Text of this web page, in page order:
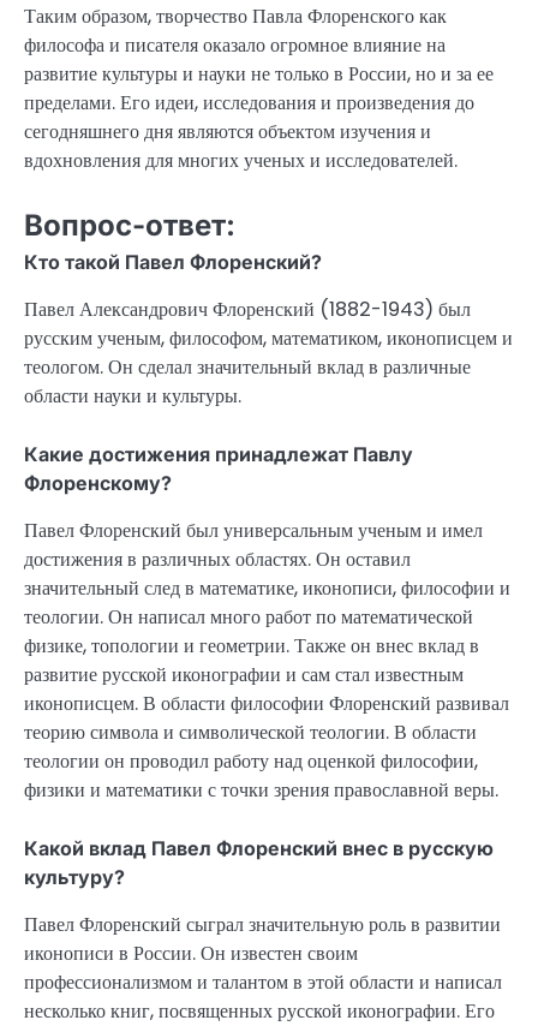
Таким образом, творчество Павла Флоренского как
философа и писателя оказало огромное влияние на
развитие культуры и науки не только в России, но и за ее
пределами. Его идеи, исследования и произведения до
сегодняшнего дня являются объектом изучения и
вдохновления для многих ученых и исследователей.
Вопрос-ответ:
Кто такой Павел Флоренский?
Павел Александрович Флоренский (1882-1943) был
русским ученым, философом, математиком, иконописцем и
теологом. Он сделал значительный вклад в различные
области науки и культуры.
Какие достижения принадлежат Павлу
Флоренскому?
Павел Флоренский был универсальным ученым и имел
достижения в различных областях. Он оставил
значительный след в математике, иконописи, философии и
теологии. Он написал много работ по математической
физике, топологии и геометрии. Также он внес вклад в
развитие русской иконографии и сам стал известным
иконописцем. В области философии Флоренский развивал
теорию символа и символической теологии. В области
теологии он проводил работу над оценкой философии,
физики и математики с точки зрения православной веры.
Какой вклад Павел Флоренский внес в русскую
культуру?
Павел Флоренский сыграл значительную роль в развитии
иконописи в России. Он известен своим
профессионализмом и талантом в этой области и написал
несколько книг, посвященных русской иконографии. Его